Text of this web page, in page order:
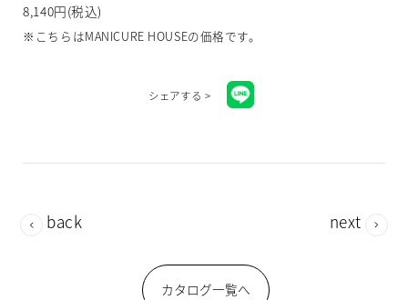
8,140円(税込)
※こちらはMANICURE HOUSEの価格です。
シェアする >
back
カタログ一覧へ
next